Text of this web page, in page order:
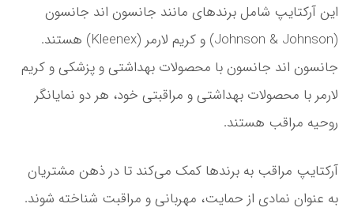
این آرکتایپ شامل برندهای مانند جانسون اند جانسون
(Johnson & Johnson) و کریم لارمر (Kleenex) هستند.
جانسون اند جانسون با محصولات بهداشتی و پزشکی و کریم
لارمر با محصولات بهداشتی و مراقبتی خود، هر دو نمایانگر
روحیه مراقب هستند.
آرکتایپ مراقب به برندها کمک می‌کند تا در ذهن مشتریان
به عنوان نمادی از حمایت، مهربانی و مراقبت شناخته شوند.